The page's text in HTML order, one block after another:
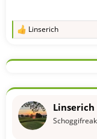
R
k
o
e
n
Linserich
Linserich
Schoggifreak